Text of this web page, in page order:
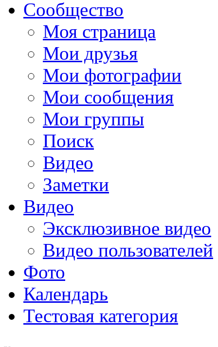
Сообщество
Моя страница
Мои друзья
Мои фотографии
Мои сообщения
Мои группы
Поиск
Видео
Заметки
Видео
Эксклюзивное видео
Видео пользователей
Фото
Календарь
Тестовая категория